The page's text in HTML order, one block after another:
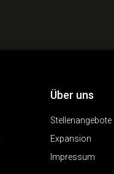
Über uns
Stellenangebote
Expansion
Impressum